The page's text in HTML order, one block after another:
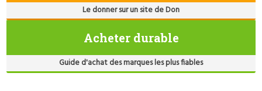
Le donner sur un site de Don
Acheter durable
Guide d'achat des marques les plus fiables